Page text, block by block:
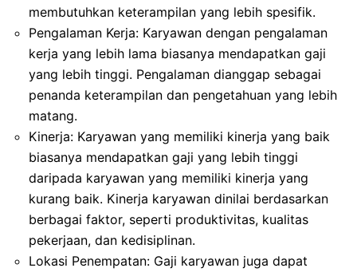
membutuhkan keterampilan yang lebih spesifik.
Pengalaman Kerja: Karyawan dengan pengalaman
kerja yang lebih lama biasanya mendapatkan gaji
yang lebih tinggi. Pengalaman dianggap sebagai
penanda keterampilan dan pengetahuan yang lebih
matang.
Kinerja: Karyawan yang memiliki kinerja yang baik
biasanya mendapatkan gaji yang lebih tinggi
daripada karyawan yang memiliki kinerja yang
kurang baik. Kinerja karyawan dinilai berdasarkan
berbagai faktor, seperti produktivitas, kualitas
pekerjaan, dan kedisiplinan.
Lokasi Penempatan: Gaji karyawan juga dapat